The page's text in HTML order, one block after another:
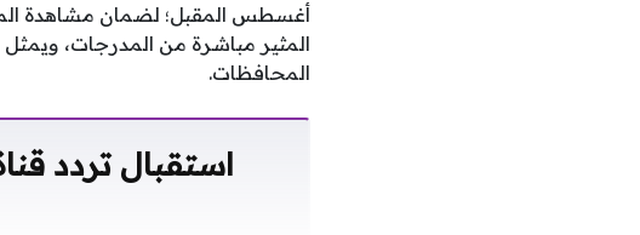
أغسطس المقبل؛ لضمان مشاهدة
المثير مباشرة من المدرجات،
المحافظات.